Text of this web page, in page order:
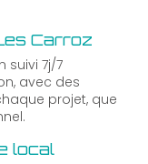
Carroz
suivi 7j/7
avec des
projet, que
local